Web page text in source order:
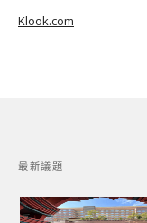
Klook.com
最新議題